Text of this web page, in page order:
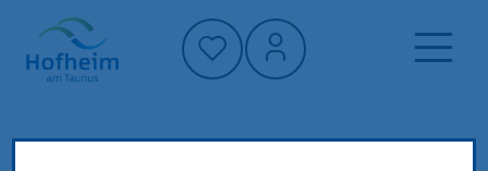
Startseite"